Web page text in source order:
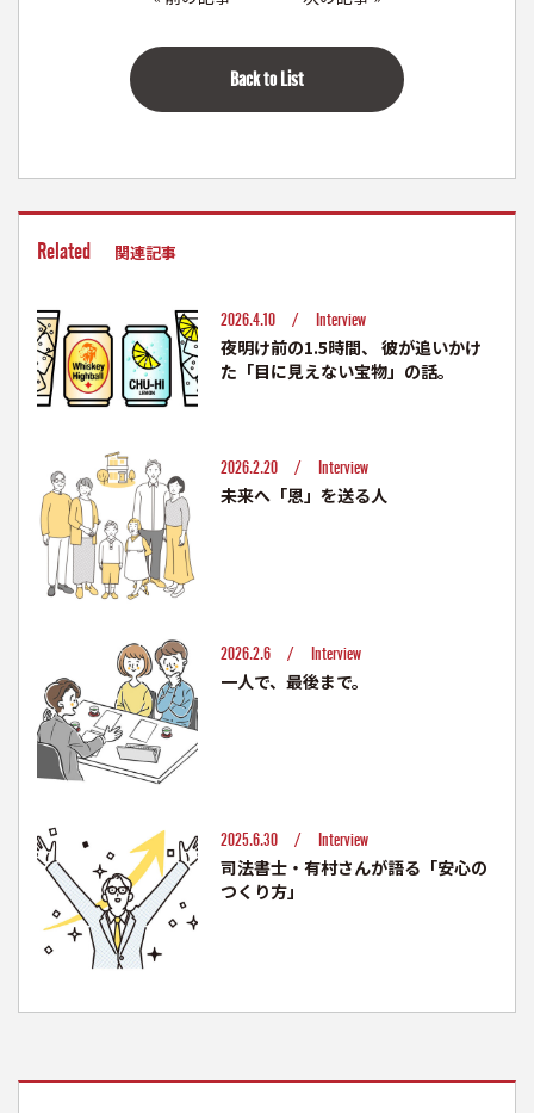
Back to List
Related 関連記事
2026.4.10 /Interview
夜明け前の1.5時間、 彼が追いかけ
た「目に見えない宝物」の話。
2026.2.20 /Interview
未来へ「恩」を送る人
2026.2.6 / Interview
一人で、最後まで。
2025.6.30 / Interview
司法書士・有村さんが語る「安心の
つくり方」